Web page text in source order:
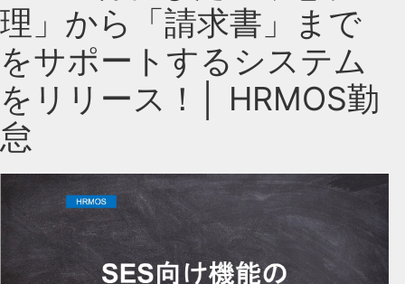
理」から「請求書」まで
をサポートするシステム
をリリース！│ HRMOS勤
怠